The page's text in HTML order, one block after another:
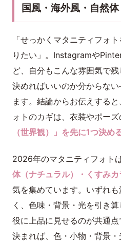
国風・海外風・自然体
「せっかくマタニティフォ
りたい」。Instagramや
ど、自分もこんな雰囲気で
決めればいいのか分からな
ます。結論からお伝えする
ォトのカギは、衣装やポーズ
（世界観）」を先に1つ決め
2026年のマタニティフォトは
体（ナチュラル）・くすみカ
気を集めています。いずれ
く、色味・背景・光を引き
役に上品に見せるのが共通
決まれば、色・小物・背景